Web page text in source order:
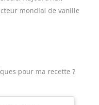
mondial de vanille
pour ma recette ?